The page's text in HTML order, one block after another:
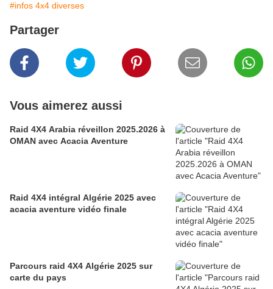
#infos 4x4 diverses
Partager
Vous aimerez aussi
Raid 4X4 Arabia réveillon 2025.2026 à
OMAN avec Acacia Aventure
Raid 4X4 intégral Algérie 2025 avec
acacia aventure vidéo finale
Parcours raid 4X4 Algérie 2025 sur
carte du pays